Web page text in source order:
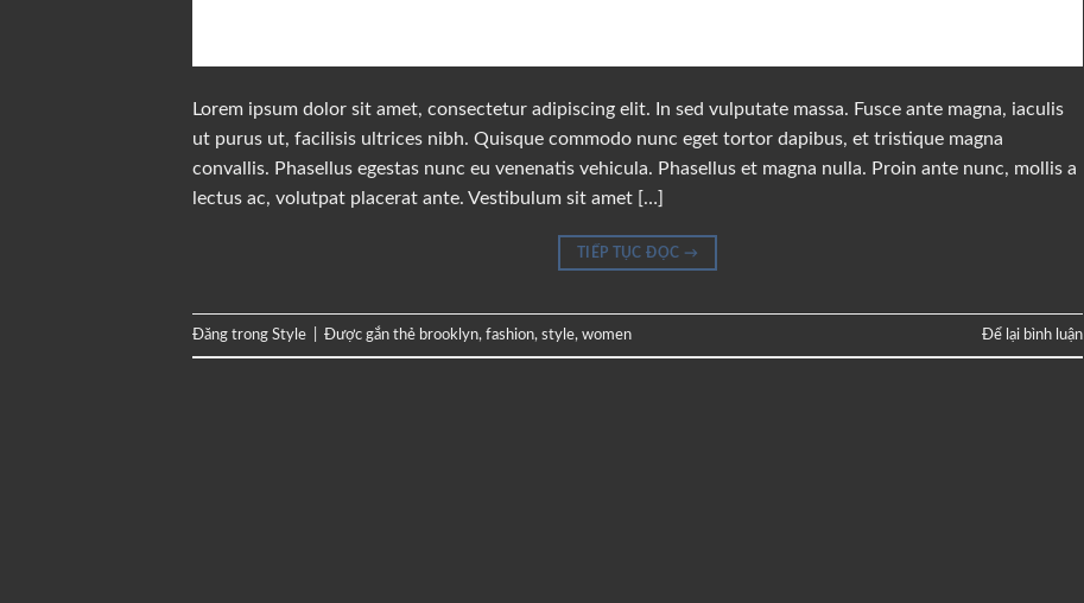
Lorem ipsum dolor sit amet, consectetur adipiscing elit. In sed vulputate massa. Fusce ante magna, iaculis
ut purus ut, facilisis ultrices nibh. Quisque commodo nunc eget tortor dapibus, et tristique magna
convallis. Phasellus egestas nunc eu venenatis vehicula. Phasellus et magna nulla. Proin ante nunc, mollis a
lectus ac, volutpat placerat ante. Vestibulum sit amet […]
TIẾP TỤC ĐỌC →
Đăng trong Style Được gắn thẻ brooklyn, fashion, style, women Để lại bình luận